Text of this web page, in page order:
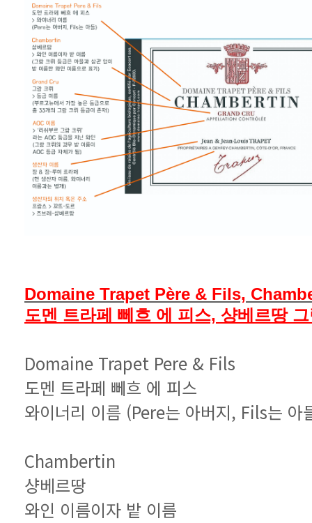
Domaine Trapet Père & Fils,
도멘 트라페 뻬흐 에 피스, 샹베르땅
Domaine Trapet Pere & Fils
도멘 트라페 뻬흐 에 피스
와이너리 이름 (Pere는 아버지, Fils는 아
Chambertin
샹베르땅
와인 이름이자 밭 이름